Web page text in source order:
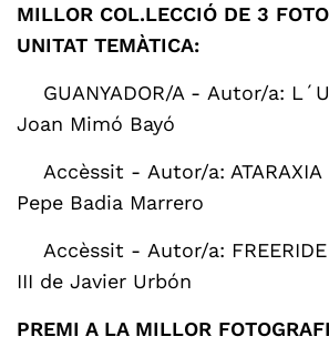
MILLOR COL.LECCIÓ DE 3
UNITAT TEMÀTICA:
GUANYADOR/A - Autor/a:
Joan Mimó Bayó
Accèssit - Autor/a:
Pepe Badia Marrero
Accèssit - Autor/a:
III de Javier Urbón
PREMI A LA MILLOR